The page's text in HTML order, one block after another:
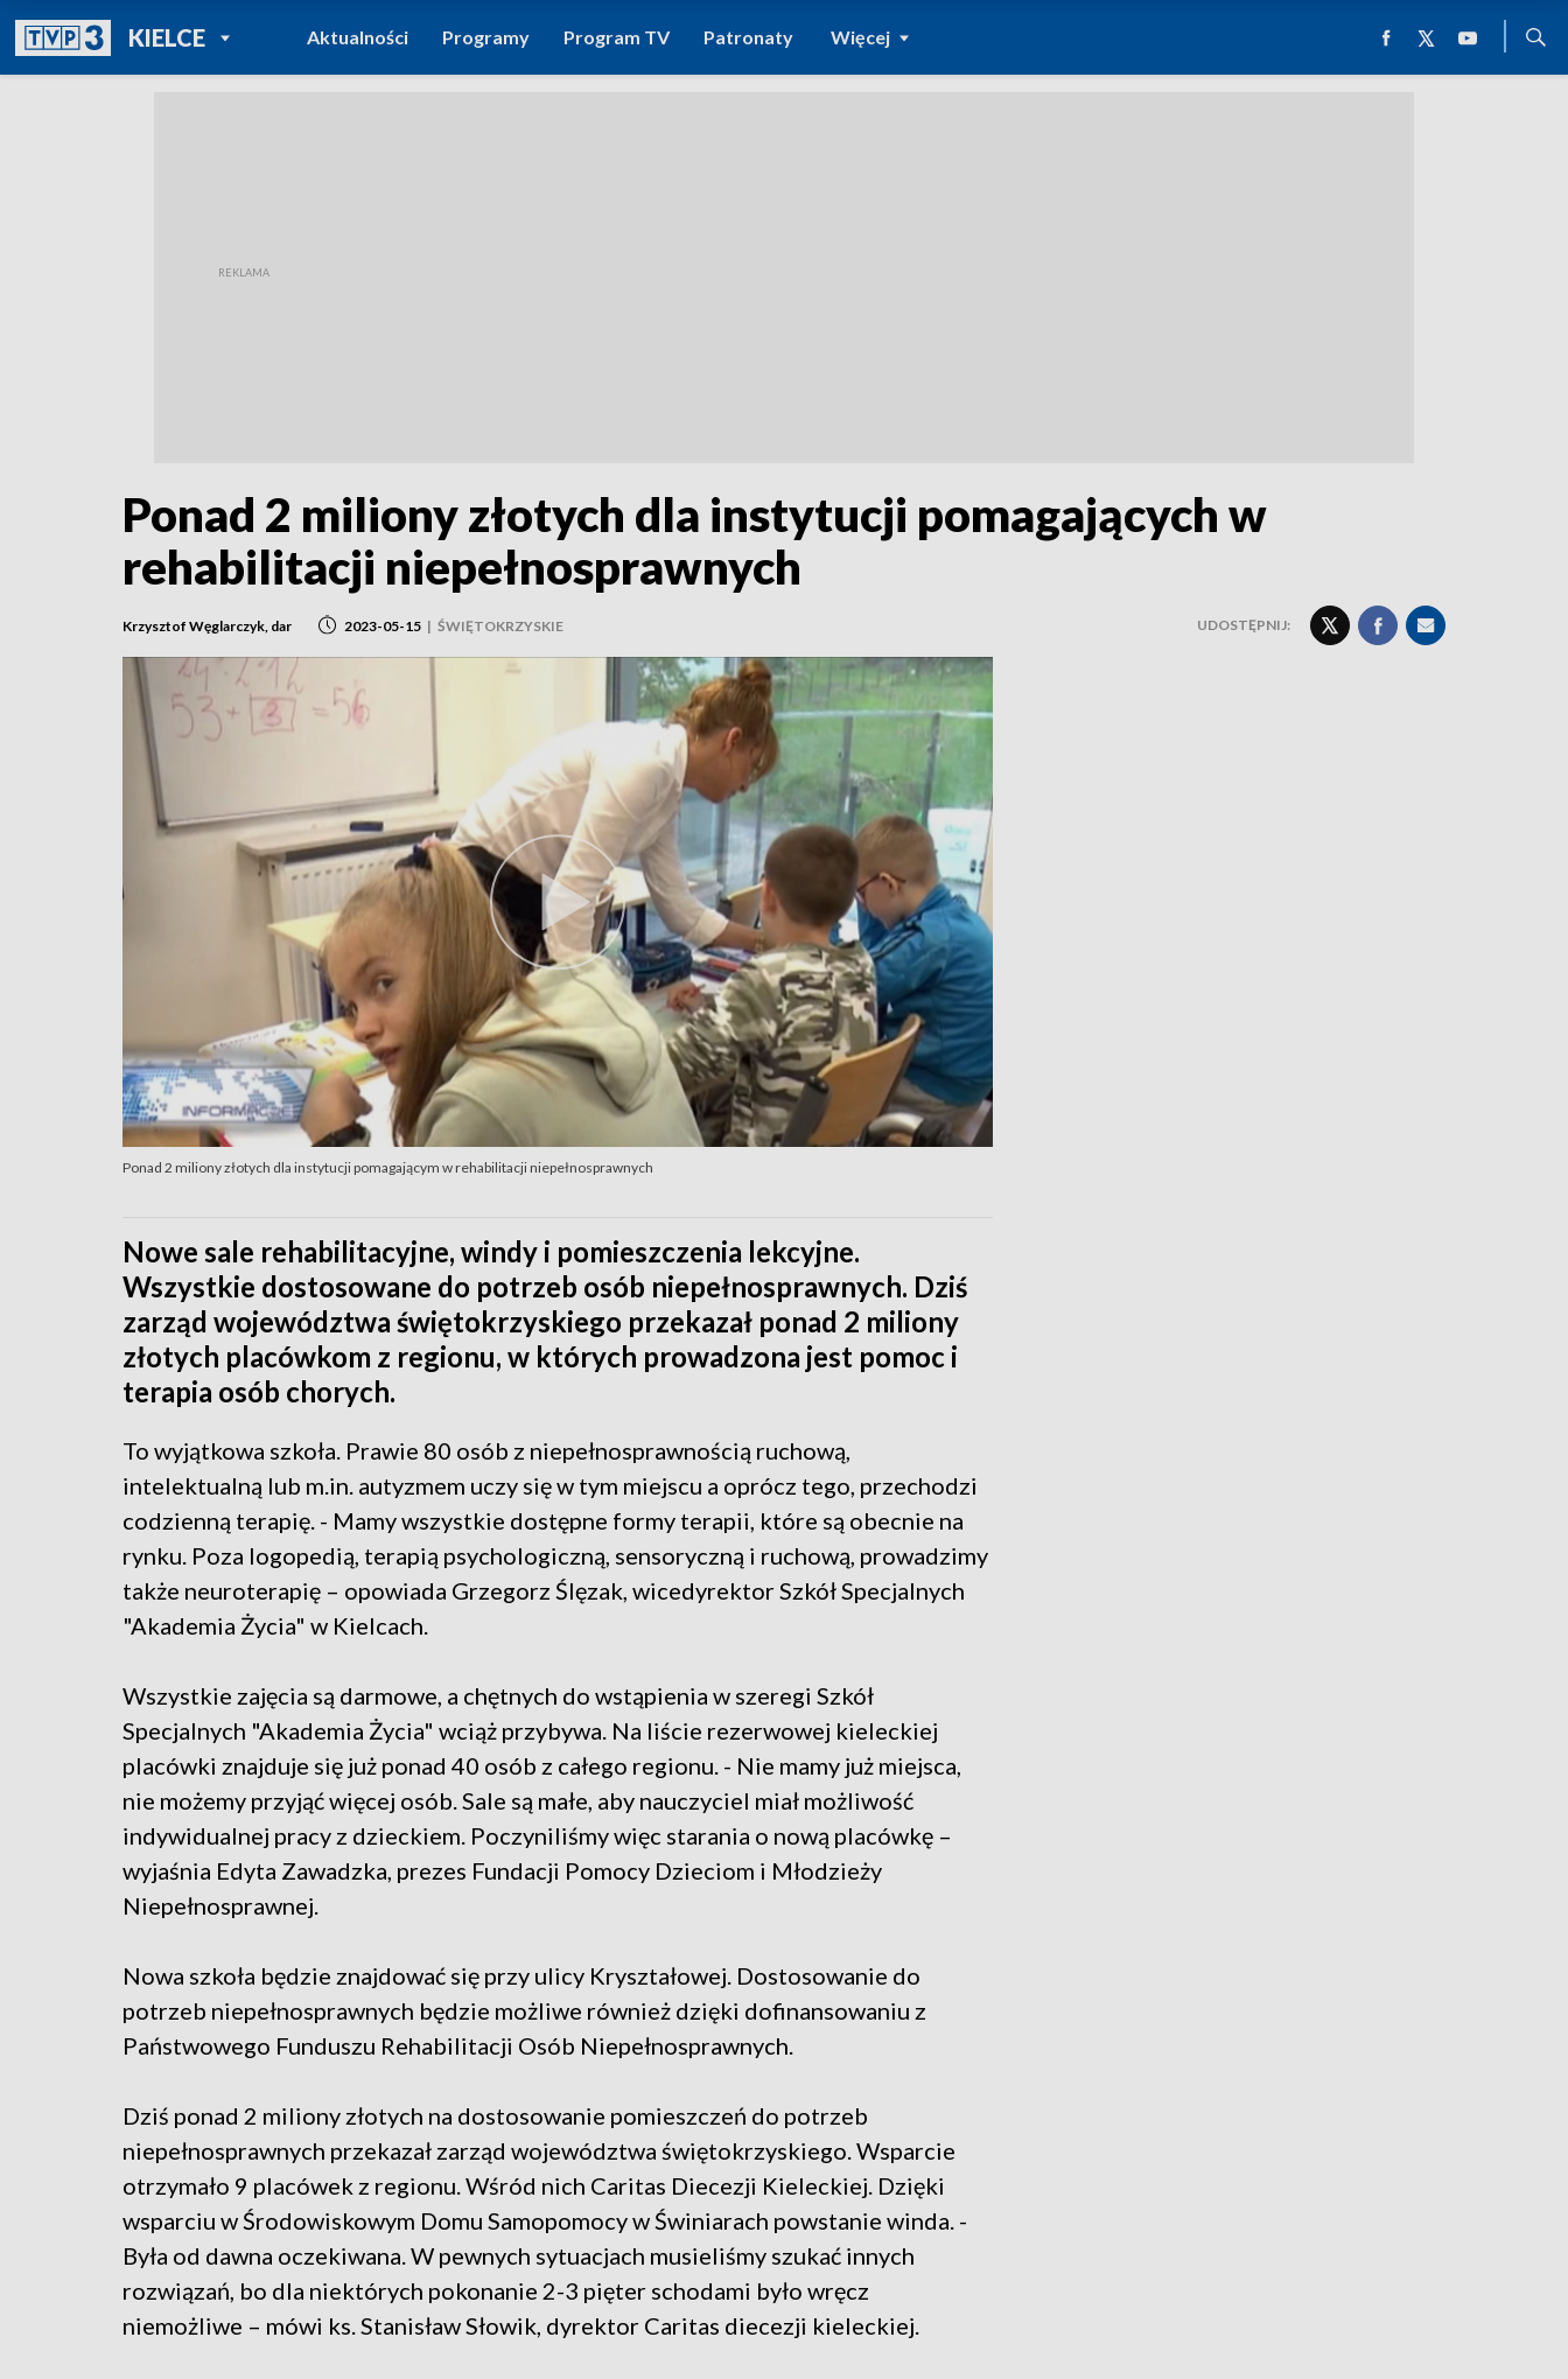
KIELCEPOWRÓT DO
TVP REGIONY
Aktualności Programy Program TV Patronaty Więcej
Ponad 2 miliony złotych dla instytucji pomagających w
rehabilitacji niepełnosprawnych
Krzysztof Węglarczyk, dar 2023-05-15 | ŚWIĘTOKRZYSKIE UDOSTĘPNIJ:
Ponad 2 miliony złotych dla instytucji pomagającym w rehabilitacji niepełnosprawnych
Nowe sale rehabilitacyjne, windy i pomieszczenia lekcyjne.
Wszystkie dostosowane do potrzeb osób niepełnosprawnych. Dziś
zarząd województwa świętokrzyskiego przekazał ponad 2 miliony
złotych placówkom z regionu, w których prowadzona jest pomoc i
terapia osób chorych.
To wyjątkowa szkoła. Prawie 80 osób z niepełnosprawnością ruchową,
intelektualną lub m.in. autyzmem uczy się w tym miejscu a oprócz tego, przechodzi
codzienną terapię. - Mamy wszystkie dostępne formy terapii, które są obecnie na
rynku. Poza logopedią, terapią psychologiczną, sensoryczną i ruchową, prowadzimy
także neuroterapię – opowiada Grzegorz Ślęzak, wicedyrektor Szkół Specjalnych
"Akademia Życia" w Kielcach.
Wszystkie zajęcia są darmowe, a chętnych do wstąpienia w szeregi Szkół
Specjalnych "Akademia Życia" wciąż przybywa. Na liście rezerwowej kieleckiej
placówki znajduje się już ponad 40 osób z całego regionu. - Nie mamy już miejsca,
nie możemy przyjąć więcej osób. Sale są małe, aby nauczyciel miał możliwość
indywidualnej pracy z dzieckiem. Poczyniliśmy więc starania o nową placówkę –
wyjaśnia Edyta Zawadzka, prezes Fundacji Pomocy Dzieciom i Młodzieży
Niepełnosprawnej.
Nowa szkoła będzie znajdować się przy ulicy Kryształowej. Dostosowanie do
potrzeb niepełnosprawnych będzie możliwe również dzięki dofinansowaniu z
Państwowego Funduszu Rehabilitacji Osób Niepełnosprawnych.
Dziś ponad 2 miliony złotych na dostosowanie pomieszczeń do potrzeb
niepełnosprawnych przekazał zarząd województwa świętokrzyskiego. Wsparcie
otrzymało 9 placówek z regionu. Wśród nich Caritas Diecezji Kieleckiej. Dzięki
wsparciu w Środowiskowym Domu Samopomocy w Świniarach powstanie winda. -
Była od dawna oczekiwana. W pewnych sytuacjach musieliśmy szukać innych
rozwiązań, bo dla niektórych pokonanie 2-3 pięter schodami było wręcz
niemożliwe – mówi ks. Stanisław Słowik, dyrektor Caritas diecezji kieleckiej.